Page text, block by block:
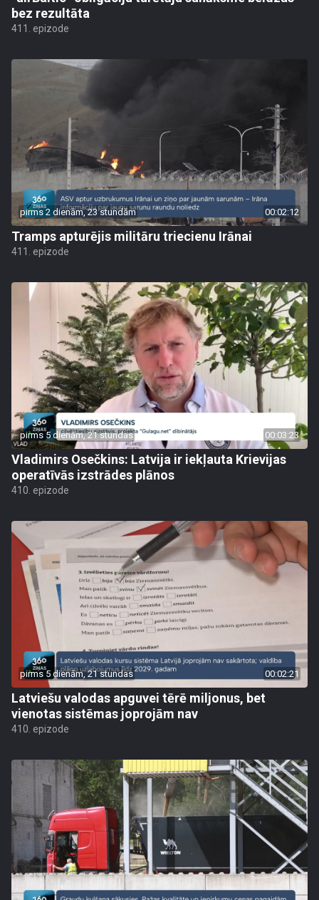
bez rezultāta
411. epizode
pirms 2 dienām, 23 stundām 00:02:12
Tramps apturējis militāru triecienu Irānai
411. epizode
pirms 5 dienām, 21 stundas 00:03:23
Vladimirs Osečkins: Latvija ir iekļauta Krievijas
operatīvās izstrādes plānos
410. epizode
pirms 5 dienām, 21 stundas 00:02:21
Latviešu valodas apguvei tērē miljonus, bet
vienotas sistēmas joprojām nav
410. epizode